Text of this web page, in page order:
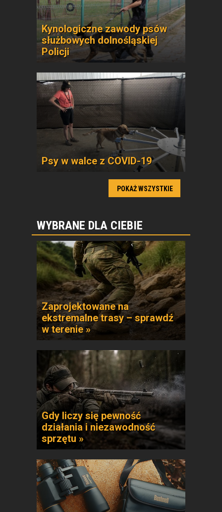
Kynologiczne zawody psów
służbowych dolnośląskiej
Policji
Psy w walce z COVID-19
POKAŻ WSZYSTKIE
WYBRANE DLA CIEBIE
Zaprojektowane na
ekstremalne trasy – sprawdź
w terenie »
Gdy liczy się pewność
działania i niezawodność
sprzętu »